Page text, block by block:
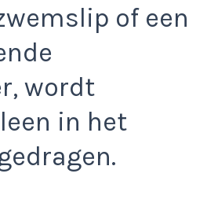
of een
wordt
in het